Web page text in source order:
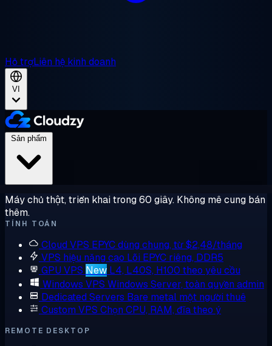
Hỗ trợLiên hệ kinh doanh
VI
Máy chủ thật, triển khai trong 60 giây. Không mê cung bán
thêm.
TÍNH TOÁN
Cloud VPS EPYC dùng chung, từ $2,48/tháng
VPS hiệu năng cao Lõi EPYC riêng, DDR5
GPU VPS New L4, L40S, H100 theo yêu cầu
Windows VPS Windows Server, toàn quyền admin
Dedicated Servers Bare metal một người thuê
Custom VPS Chọn CPU, RAM, đĩa theo ý
REMOTE DESKTOP